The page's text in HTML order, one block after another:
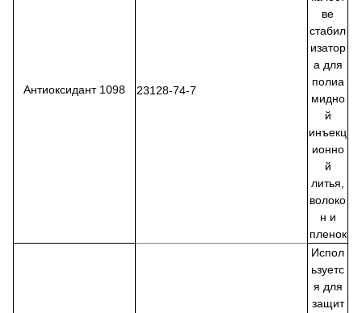
Антиоксидант 1098 23128-74-7
ве
стабил
изатор
а для
полиа
мидно
й
инъекц
ионно
й
литья,
волоко
н и
пленок
Испол
ьзуетс
я для
защит